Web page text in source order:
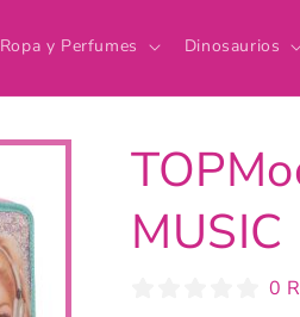
Ropa y Perfumes Dinosaurios
MUSIC
0